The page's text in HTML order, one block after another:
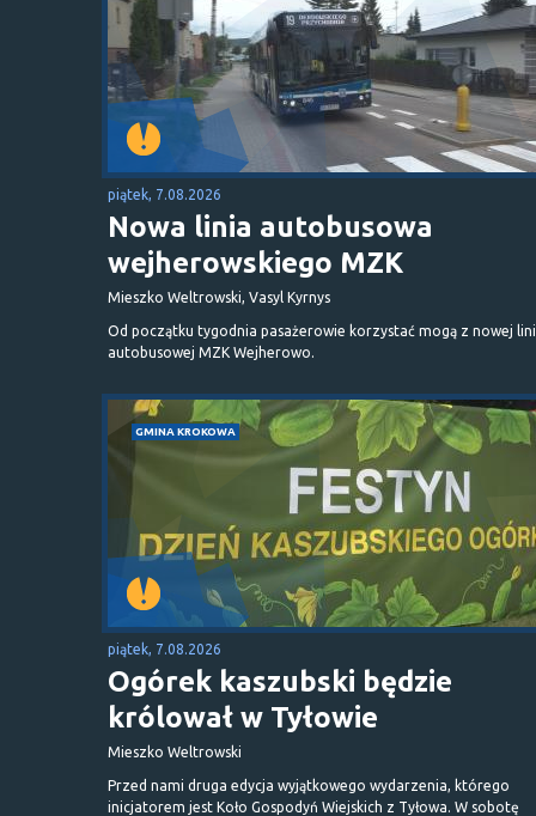
piątek, 7.08.2026
Nowa linia autobusowa
wejherowskiego MZK
Mieszko Weltrowski, Vasyl Kyrnys
Od początku tygodnia pasażerowie korzystać mogą z nowej
autobusowej MZK Wejherowo.
GMINA KROKOWA
piątek, 7.08.2026
Ogórek kaszubski będzie
królował w Tyłowie
Mieszko Weltrowski
Przed nami druga edycja wyjątkowego wydarzenia, którego
inicjatorem jest Koło Gospodyń Wiejskich z Tyłowa. W sobotę